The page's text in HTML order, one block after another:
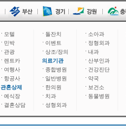
모텔
민박
관광
렌트카
여행사
항공사
관혼상제
예식장
결혼상담
돌잔치
이벤트
상조/장의
의료기관
종합병원
일반병원
한의원
치과
성형외과
소아과
정형외과
내과
산부인과
건강진단
약국
보건소
동물병원